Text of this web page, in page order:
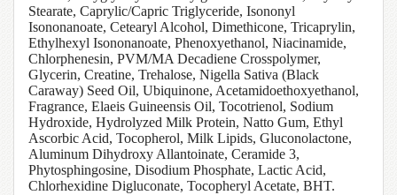
Stearate, Caprylic/Capric Triglyceride, Isononyl
Isononanoate, Cetearyl Alcohol, Dimethicone, Tricaprylin,
Ethylhexyl Isononanoate, Phenoxyethanol, Niacinamide,
Chlorphenesin, PVM/MA Decadiene Crosspolymer,
Glycerin, Creatine, Trehalose, Nigella Sativa (Black
Caraway) Seed Oil, Ubiquinone, Acetamidoethoxyethanol,
Fragrance, Elaeis Guineensis Oil, Tocotrienol, Sodium
Hydroxide, Hydrolyzed Milk Protein, Natto Gum, Ethyl
Ascorbic Acid, Tocopherol, Milk Lipids, Gluconolactone,
Aluminum Dihydroxy Allantoinate, Ceramide 3,
Phytosphingosine, Disodium Phosphate, Lactic Acid,
Chlorhexidine Digluconate, Tocopheryl Acetate, BHT.